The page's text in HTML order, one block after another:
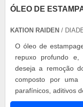
ÓLEO DE
KATION RAIDEN /
O óleo de
repuxo profundo e,
deseja a remoção
composto por uma
parafínicos, aditivos
de ácidos graxos